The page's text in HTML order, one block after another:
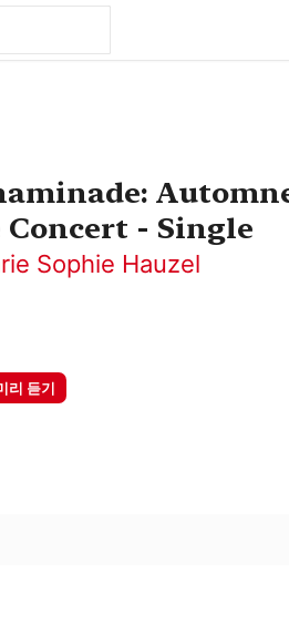
Concert - Single
Sophie Hauzel
리 듣기